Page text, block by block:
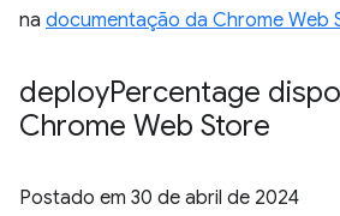
na documentação da Chrome Web
deployPercentage
Chrome Web Store
Postado em 30 de abril de 2024